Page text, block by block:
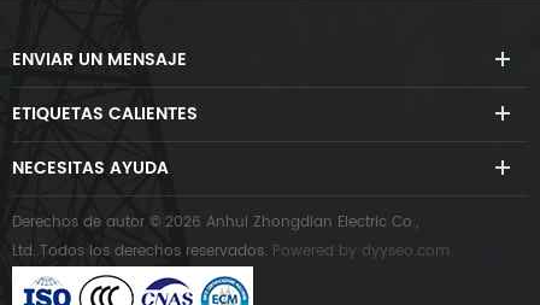
ENVIAR UN MENSAJE
ETIQUETAS CALIENTES
NECESITAS AYUDA
Derechos de autor © 2026 Anhui Zhongdian Electric Co.,
Ltd..Todos los derechos reservados. Powered by dyyseo.com